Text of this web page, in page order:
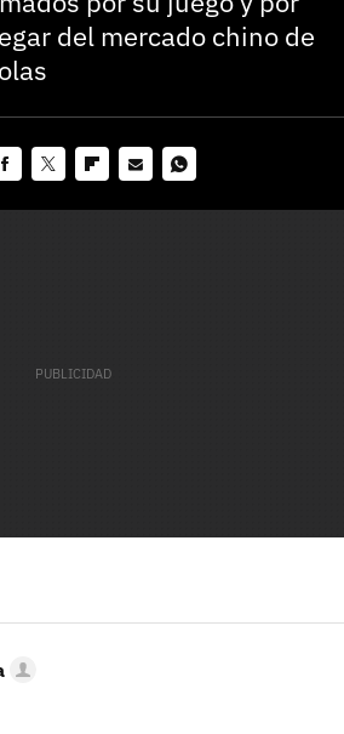
del mercado chino de